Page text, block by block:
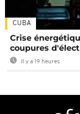
CUBA
Crise
coupures
Il y a 19 heures